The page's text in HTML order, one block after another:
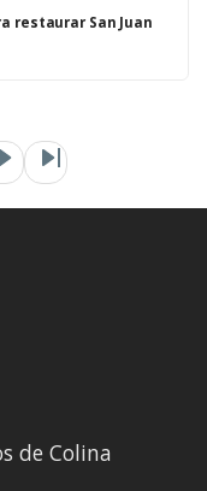
restaurar San Juan
Página actual
de Colina